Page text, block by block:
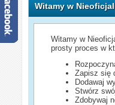
Witamy w
Witamy w
prosty proces w
Zapisz się
Dodawaj
Stwórz
Zdobywaj